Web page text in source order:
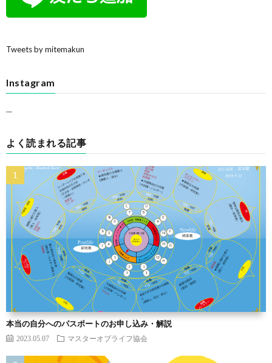
Tweets by mitemakun
Instagram
…
よく読まれる記事
本当の自分へのパスポートのお申し込み・解説
2023.05.07 マスターオブライフ協会